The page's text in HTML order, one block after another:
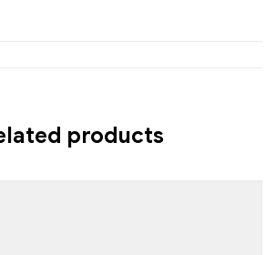
products